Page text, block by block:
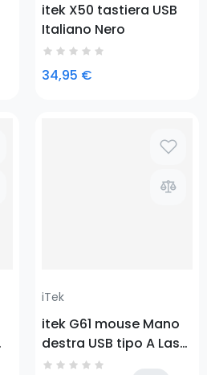
last-items
itek X50 tastiera USB
Italiano Nero
34,95 €
iTek
itek G61 mouse Mano
destra USB tipo A Laser
4000 DPI